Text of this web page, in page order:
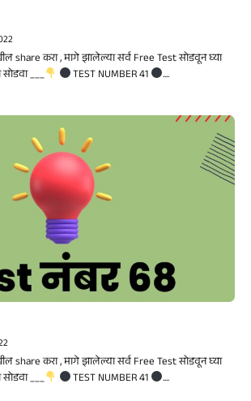
share करा , मागे झालेल्या सर्व Free Test सोडवून घ्या
___
TEST NUMBER 41 ....
share करा , मागे झालेल्या सर्व Free Test सोडवून घ्या
___
TEST NUMBER 41 ....